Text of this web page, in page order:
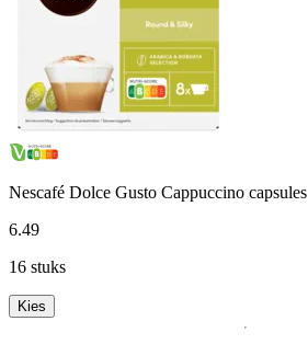
Nescafé Dolce Gusto Cappuccino capsules
6.49
16 stuks
Kies